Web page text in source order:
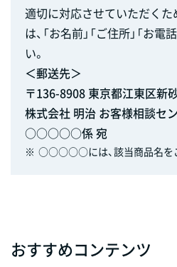
適切に対応させていただくた
は、「お名前」「ご住所」「お
い。
＜郵送先＞
〒136-8908 東京都江東区新
株式会社 明治 お客様相談セ
○○○○○係 宛
※ ○○○○○には、該当商品名を
おすすめコンテンツ